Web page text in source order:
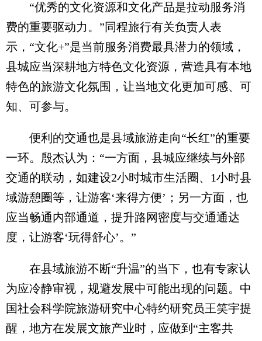
“优秀的文化资源和文化产品是拉动服务消
费的重要驱动力。”同程旅行有关负责人表
示，“文化+”是当前服务消费最具潜力的领域，
县城应当深耕地方特色文化资源，营造具有本地
特色的旅游文化氛围，让当地文化更加可感、可
知、可参与。
便利的交通也是县域旅游走向“长红”的重要
一环。殷杰认为：“一方面，县城应继续与外部
交通的联动，如建设2小时城市生活圈、1小时县
域游憩圈等，让游客‘来得方便’；另一方面，也
应当畅通内部通道，提升路网密度与交通通达
度，让游客‘玩得舒心’。”
在县域旅游不断“升温”的当下，也有专家认
为应冷静审视，规避发展中可能出现的问题。中
国社会科学院旅游研究中心特约研究员王笑宇提
醒，地方在发展文旅产业时，应做到“主客共